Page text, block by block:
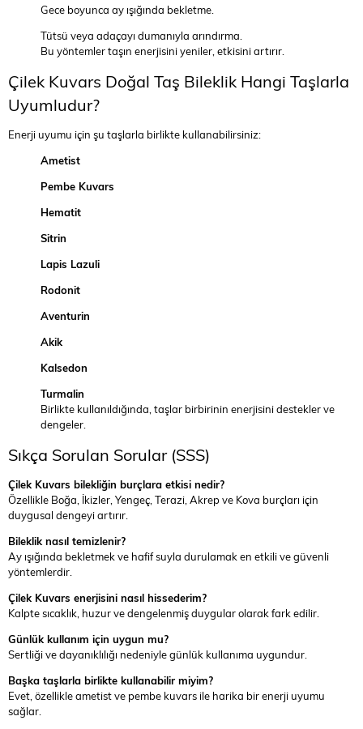
Gece boyunca ay ışığında bekletme.
Tütsü veya adaçayı dumanıyla arındırma.
Bu yöntemler taşın enerjisini yeniler, etkisini artırır.
Çilek Kuvars Doğal Taş Bileklik Hangi Taşlarla
Uyumludur?
Enerji uyumu için şu taşlarla birlikte kullanabilirsiniz:
Ametist
Pembe Kuvars
Hematit
Sitrin
Lapis Lazuli
Rodonit
Aventurin
Akik
Kalsedon
Turmalin
Birlikte kullanıldığında, taşlar birbirinin enerjisini destekler ve
dengeler.
Sıkça Sorulan Sorular (SSS)
Çilek Kuvars bilekliğin burçlara etkisi nedir?
Özellikle Boğa, İkizler, Yengeç, Terazi, Akrep ve Kova burçları için
duygusal dengeyi artırır.
Bileklik nasıl temizlenir?
Ay ışığında bekletmek ve hafif suyla durulamak en etkili ve güvenli
yöntemlerdir.
Çilek Kuvars enerjisini nasıl hissederim?
Kalpte sıcaklık, huzur ve dengelenmiş duygular olarak fark edilir.
Günlük kullanım için uygun mu?
Sertliği ve dayanıklılığı nedeniyle günlük kullanıma uygundur.
Başka taşlarla birlikte kullanabilir miyim?
Evet, özellikle ametist ve pembe kuvars ile harika bir enerji uyumu
sağlar.